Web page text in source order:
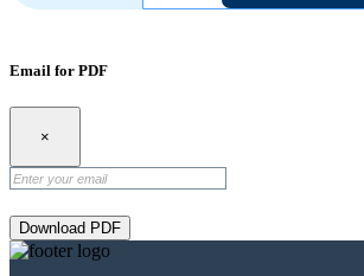
Email for PDF
×
Download PDF